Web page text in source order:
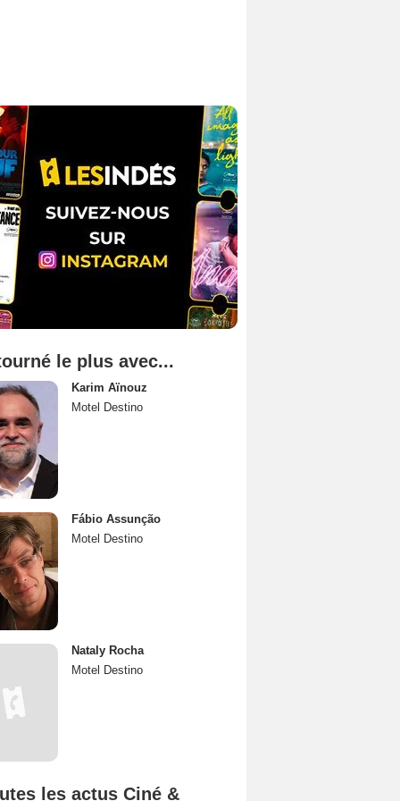
le plus avec...
Karim Aïnouz
Motel Destino
Fábio Assunção
Motel Destino
Nataly Rocha
Motel Destino
les actus Ciné &